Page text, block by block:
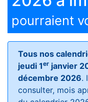
pourraient
Tous nos
jeudi 1er janvier
décembre 2026.
consulter, mois